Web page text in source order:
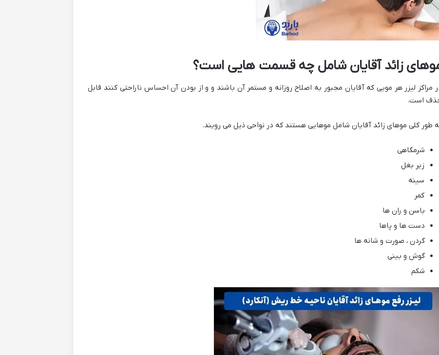
زائد آقایان شامل چه قسمت هایی است؟
مراکز لیزر هر مویی که آقایان مجبور به اصلاح روزانه و مستمر آن باشند و و از بودن آن احساس ناراحتی کنند قابل
است.
طور کلی موهای زائد آقایان شامل موهایی هستند که در نواحی ذیل می رویند.
شرمگاهی
زیر بغل
سینه
کمر
باسن و ران ها
دست ها و پاها
گردن ، صورت و شانه ها
گوش و بینی
شکم